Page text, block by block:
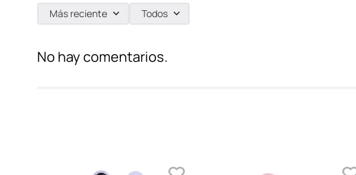
Más reciente Todos
No hay comentarios.